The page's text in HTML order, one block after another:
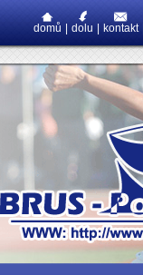
domů dolu kontakt